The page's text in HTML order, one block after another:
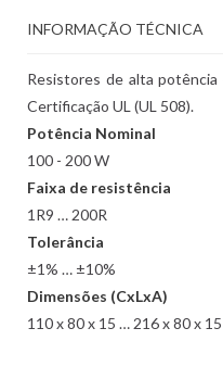
INFORMAÇÃO TÉCNICA
Resistores de alta potência
Certificação UL (UL 508).
Potência Nominal
100 - 200 W
Faixa de resistência
1R9 … 200R
Tolerância
±1% … ±10%
Dimensões (CxLxA)
110 x 80 x 15 … 216 x 80 x 15